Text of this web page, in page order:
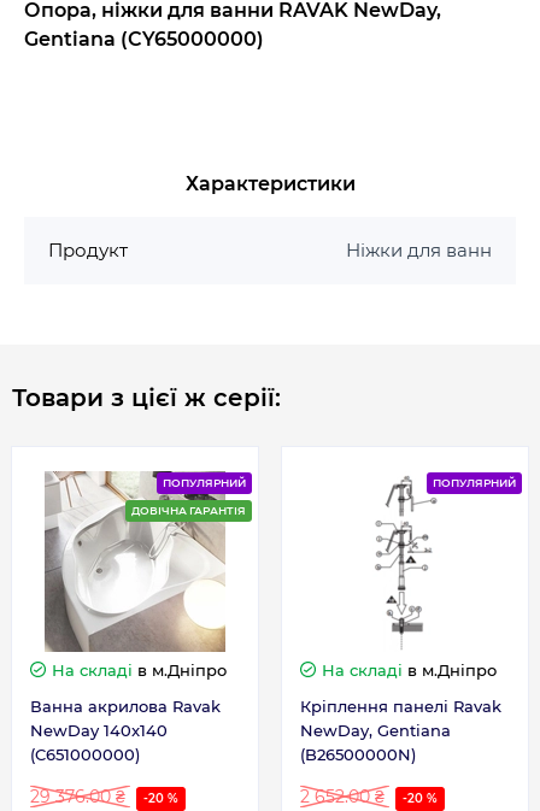
Опора, ніжки для ванни RAVAK NewDay,
Gentiana (CY65000000)
Характеристики
Продукт Ніжки для ванн
Товари з цієї ж серії:
ПОПУЛЯРНИЙ
ДОВІЧНА ГАРАНТІЯ
На складі в м.Дніпро
Ванна акрилова Ravak
NewDay 140x140
(C651000000)
29 376.00 ₴ -20 %
ПОПУЛЯРНИЙ
На складі в м.Дніпро
Кріплення панелі Ravak
NewDay, Gentiana
(B26500000N)
2 652.00 ₴ -20 %